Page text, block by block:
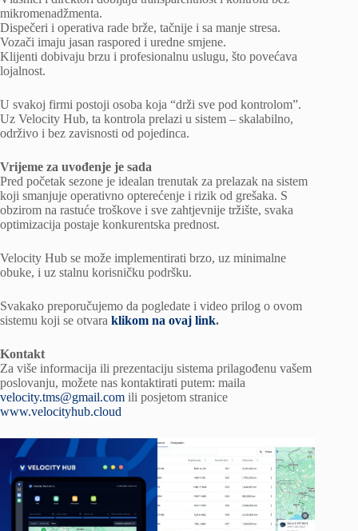
mikromenadžmenta.
Dispečeri i operativa rade brže, tačnije i sa manje stresa.
Vozači imaju jasan raspored i uredne smjene.
Klijenti dobivaju brzu i profesionalnu uslugu, što povećava
lojalnost.
U svakoj firmi postoji osoba koja “drži sve pod kontrolom”.
Uz Velocity Hub, ta kontrola prelazi u sistem – skalabilno,
održivo i bez zavisnosti od pojedinca.
Vrijeme za uvođenje je sada
Pred početak sezone je idealan trenutak za prelazak na sistem
koji smanjuje operativno opterećenje i rizik od grešaka. S
obzirom na rastuće troškove i sve zahtjevnije tržište, svaka
optimizacija postaje konkurentska prednost.
Velocity Hub se može implementirati brzo, uz minimalne
obuke, i uz stalnu korisničku podršku.
Svakako preporučujemo da pogledate i video prilog o ovom
sistemu koji se otvara klikom na ovaj link.
Kontakt
Za više informacija ili prezentaciju sistema prilagođenu vašem
poslovanju, možete nas kontaktirati putem: maila
velocity.tms@gmail.com ili posjetom stranice
www.velocityhub.cloud